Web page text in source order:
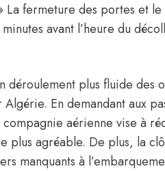
fermeture des portes et
avant l’heure du
déroulement plus fluide des
Algérie. En demandant aux
aérienne vise à
plus agréable. De plus, la
manquants à